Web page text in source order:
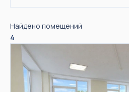
Найдено помещений
4